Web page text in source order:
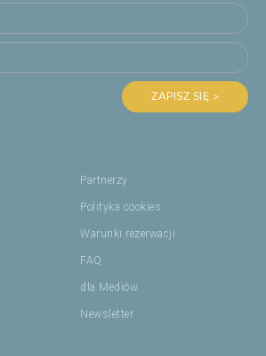
ZAPISZ SIĘ >
Partnerzy
Polityka cookies
Warunki rezerwacji
FAQ
dla Mediów
Newsletter